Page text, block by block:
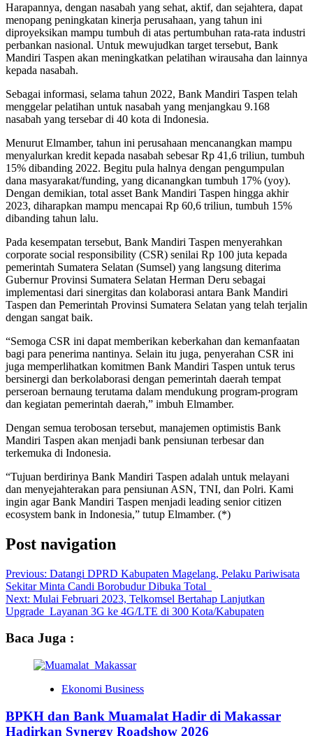
Harapannya, dengan nasabah yang sehat, aktif, dan sejahtera, dapat
menopang peningkatan kinerja perusahaan, yang tahun ini
diproyeksikan mampu tumbuh di atas pertumbuhan rata-rata industri
perbankan nasional. Untuk mewujudkan target tersebut, Bank
Mandiri Taspen akan meningkatkan pelatihan wirausaha dan lainnya
kepada nasabah.
Sebagai informasi, selama tahun 2022, Bank Mandiri Taspen telah
menggelar pelatihan untuk nasabah yang menjangkau 9.168
nasabah yang tersebar di 40 kota di Indonesia.
Menurut Elmamber, tahun ini perusahaan mencanangkan mampu
menyalurkan kredit kepada nasabah sebesar Rp 41,6 triliun, tumbuh
15% dibanding 2022. Begitu pula halnya dengan pengumpulan
dana masyarakat/funding, yang dicanangkan tumbuh 17% (yoy).
Dengan demikian, total asset Bank Mandiri Taspen hingga akhir
2023, diharapkan mampu mencapai Rp 60,6 triliun, tumbuh 15%
dibanding tahun lalu.
Pada kesempatan tersebut, Bank Mandiri Taspen menyerahkan
corporate social responsibility (CSR) senilai Rp 100 juta kepada
pemerintah Sumatera Selatan (Sumsel) yang langsung diterima
Gubernur Provinsi Sumatera Selatan Herman Deru sebagai
implementasi dari sinergitas dan kolaborasi antara Bank Mandiri
Taspen dan Pemerintah Provinsi Sumatera Selatan yang telah terjalin
dengan sangat baik.
“Semoga CSR ini dapat memberikan keberkahan dan kemanfaatan
bagi para penerima nantinya. Selain itu juga, penyerahan CSR ini
juga memperlihatkan komitmen Bank Mandiri Taspen untuk terus
bersinergi dan berkolaborasi dengan pemerintah daerah tempat
perseroan bernaung terutama dalam mendukung program-program
dan kegiatan pemerintah daerah,” imbuh Elmamber.
Dengan semua terobosan tersebut, manajemen optimistis Bank
Mandiri Taspen akan menjadi bank pensiunan terbesar dan
terkemuka di Indonesia.
“Tujuan berdirinya Bank Mandiri Taspen adalah untuk melayani
dan menyejahterakan para pensiunan ASN, TNI, dan Polri. Kami
ingin agar Bank Mandiri Taspen menjadi leading senior citizen
ecosystem bank in Indonesia,” tutup Elmamber. (*)
Post navigation
Previous: Datangi DPRD Kabupaten Magelang, Pelaku Pariwisata
Sekitar Minta Candi Borobudur Dibuka Total
Next: Mulai Februari 2023, Telkomsel Bertahap Lanjutkan
Upgrade Layanan 3G ke 4G/LTE di 300 Kota/Kabupaten
Baca Juga :
Ekonomi Business
BPKH dan Bank Muamalat Hadir di Makassar
Hadirkan Synergy Roadshow 2026